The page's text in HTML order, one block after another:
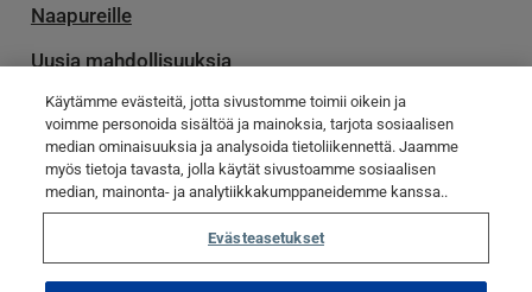
Naapureille
Uusia mahdollisuuksia
Palvelu­toimittajille
Ota yhteyttä
Poikkeamatiedotteet
Käytämme evästeitä, jotta sivustomme toimii oikein ja
voimme personoida sisältöä ja mainoksia, tarjota sosiaalisen
median ominaisuuksia ja analysoida tietoliikennettä. Jaamme
myös tietoja tavasta, jolla käytät sivustoamme sosiaalisen
median, mainonta- ja analytiikkakumppaneidemme kanssa..
Evästeasetukset